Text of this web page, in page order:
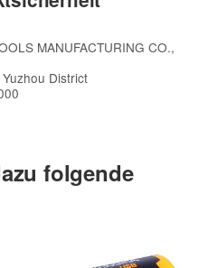
MANUFACTURING CO.,
District
folgende